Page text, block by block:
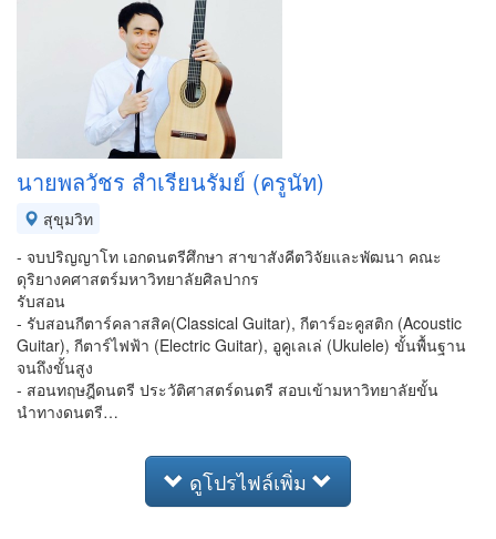
นายพลวัชร สำเรียนรัมย์ (ครูนัท)
สุขุมวิท
- จบปริญญาโท เอกดนตรีศึกษา สาขาสังคีตวิจัยและพัฒนา คณะ
ดุริยางคศาสตร์มหาวิทยาลัยศิลปากร
รับสอน
- รับสอนกีตาร์คลาสสิค(Classical Guitar), กีตาร์อะคูสติก (Acoustic
Guitar), กีตาร์ไฟฟ้า (Electric Guitar), อูคูเลเล่ (Ukulele) ขั้นพื้นฐาน
จนถึงขั้นสูง
- สอนทฤษฎีดนตรี ประวัติศาสตร์ดนตรี สอบเข้ามหาวิทยาลัยขั้น
นำทางดนตรี…
ดูโปรไฟล์เพิ่ม